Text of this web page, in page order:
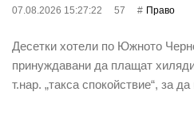
07.08.2026 15:27:22 57 Право
Десетки хотели по Южното
принуждавани да плащат
т.нар. „такса спокойствие“, за